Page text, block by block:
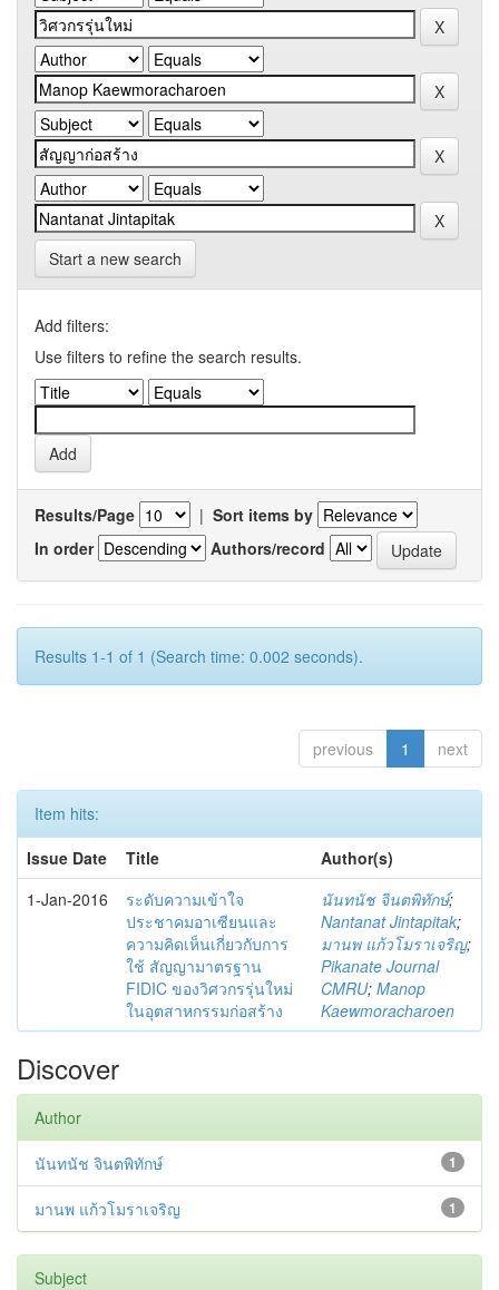
Start a new search
Add filters:
Use filters to refine the search results.
Results/Page | Sort items by
In order
Authors/record
Results 1-1 of 1 (Search time: 0.002 seconds).
previous 1 next
Item hits:
Issue Date
Title
Author(s)
1-Jan-2016
ระดับความเข้าใจ
ประชาคมอาเซียนและ
ความคิดเห็นเกี่ยวกับการ
ใช้ สัญญามาตรฐาน
FIDIC ของวิศวกรรุ่นใหม่
ในอุตสาหกรรมก่อสร้าง
นันทนัช จินตพิทักษ์;
Nantanat Jintapitak;
มานพ แก้วโมราเจริญ;
Pikanate Journal
CMRU; Manop
Kaewmoracharoen
Discover
Author
1
นันทนัช จินตพิทักษ์
1
มานพ แก้วโมราเจริญ
Subject